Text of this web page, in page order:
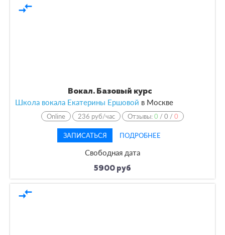
compare_arrows
Вокал. Базовый курс
Школа вокала Екатерины Ершовой в Москве
Online 236 руб/час Отзывы:0 /0 /0
ЗАПИСАТЬСЯ ПОДРОБНЕЕ
Свободная дата
5900 руб
compare_arrows